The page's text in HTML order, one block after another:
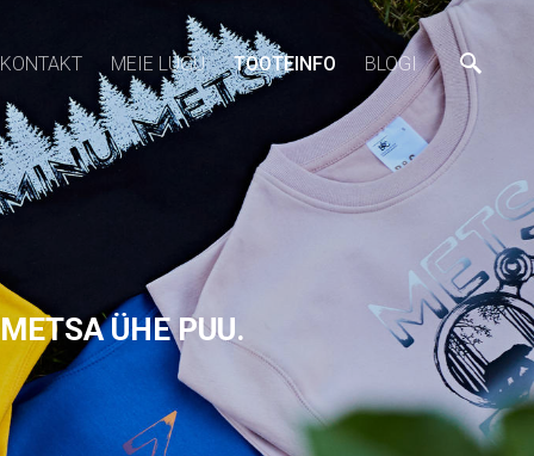
KONTAKT MEIE LUGU TOOTEINFO BLOGI
ÜHE PUU.